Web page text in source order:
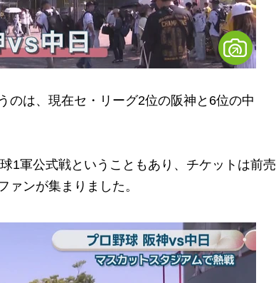
は、現在セ・リーグ2位の阪神と6位の中
1軍公式戦ということもあり、チケットは前売
ァンが集まりました。